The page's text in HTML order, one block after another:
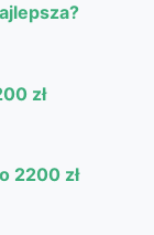
zł
2200 zł